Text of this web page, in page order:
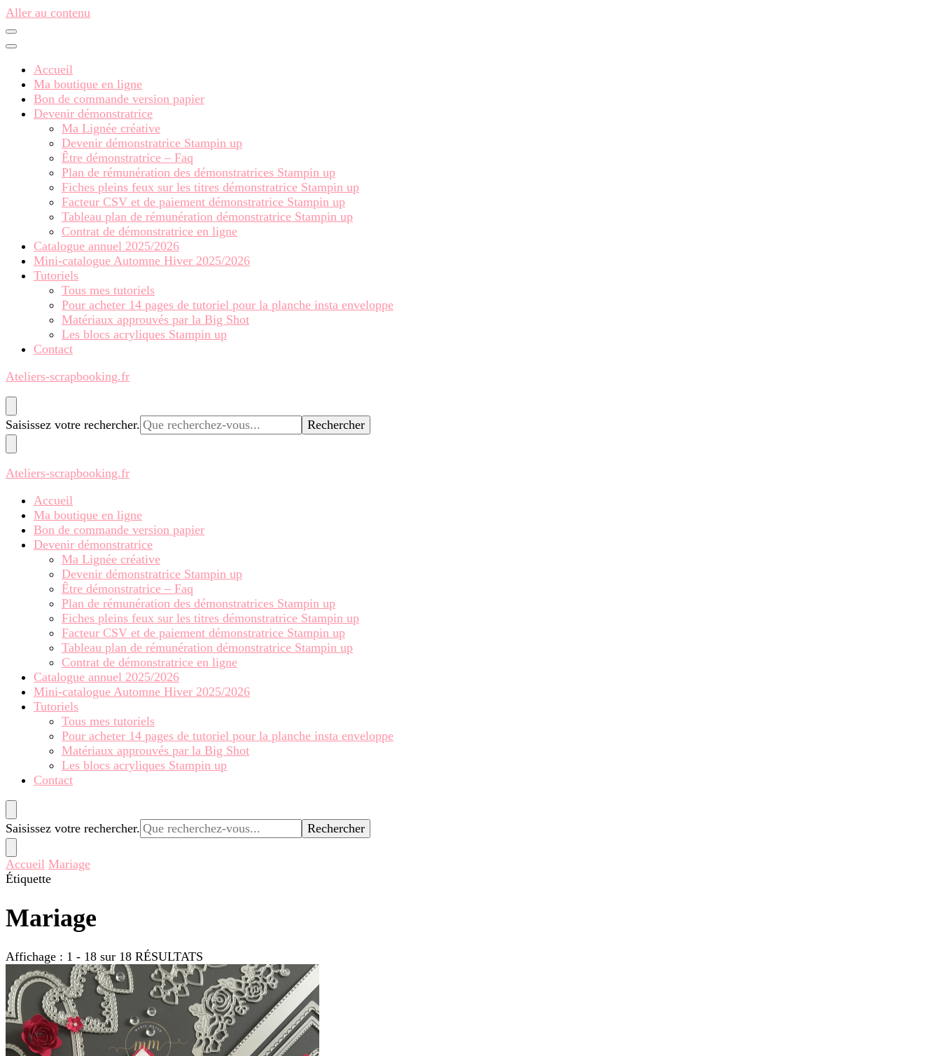
Aller au contenu
Accueil
Ma boutique en ligne
Bon de commande version papier
Devenir démonstratrice
Ma Lignée créative
Devenir démonstratrice Stampin up
Être démonstratrice – Faq
Plan de rémunération des démonstratrices Stampin up
Fiches pleins feux sur les titres démonstratrice Stampin up
Facteur CSV et de paiement démonstratrice Stampin up
Tableau plan de rémunération démonstratrice Stampin up
Contrat de démonstratrice en ligne
Catalogue annuel 2025/2026
Mini-catalogue Automne Hiver 2025/2026
Tutoriels
Tous mes tutoriels
Pour acheter 14 pages de tutoriel pour la planche insta enveloppe
Matériaux approuvés par la Big Shot
Les blocs acryliques Stampin up
Contact
Ateliers-scrapbooking.fr
Vous
recherchiez
quelque
chose ?
Saisissez votre rechercher.
Ateliers-scrapbooking.fr
Accueil
Ma boutique en ligne
Bon de commande version papier
Devenir démonstratrice
Ma Lignée créative
Devenir démonstratrice Stampin up
Être démonstratrice – Faq
Plan de rémunération des démonstratrices Stampin up
Fiches pleins feux sur les titres démonstratrice Stampin up
Facteur CSV et de paiement démonstratrice Stampin up
Tableau plan de rémunération démonstratrice Stampin up
Contrat de démonstratrice en ligne
Catalogue annuel 2025/2026
Mini-catalogue Automne Hiver 2025/2026
Tutoriels
Tous mes tutoriels
Pour acheter 14 pages de tutoriel pour la planche insta enveloppe
Matériaux approuvés par la Big Shot
Les blocs acryliques Stampin up
Contact
Vous
recherchiez
quelque
chose ?
Saisissez votre rechercher.
Accueil Mariage
Étiquette
Mariage
Affichage : 1 - 18 sur 18 RÉSULTATS